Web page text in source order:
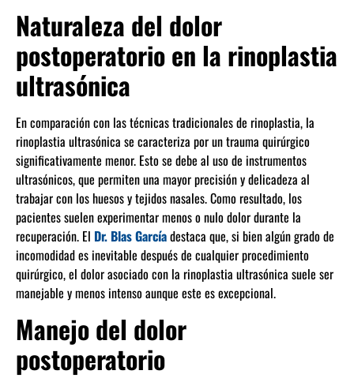
Naturaleza del dolor
postoperatorio en la rinoplastia
ultrasónica
En comparación con las técnicas tradicionales de rinoplastia, la
rinoplastia ultrasónica se caracteriza por un trauma quirúrgico
significativamente menor. Esto se debe al uso de instrumentos
ultrasónicos, que permiten una mayor precisión y delicadeza al
trabajar con los huesos y tejidos nasales. Como resultado, los
pacientes suelen experimentar menos o nulo dolor durante la
recuperación. El Dr. Blas Garcíadestaca que, si bien algún grado de
incomodidad es inevitable después de cualquier procedimiento
quirúrgico, el dolor asociado con la rinoplastia ultrasónica suele ser
manejable y menos intenso aunque este es excepcional.
Manejo del dolor
postoperatorio